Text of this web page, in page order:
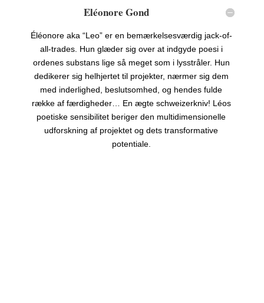
Eléonore Gond
Éléonore aka “Leo” er en bemærkelsesværdig jack-of-
all-trades. Hun glæder sig over at indgyde poesi i
ordenes substans lige så meget som i lysstråler. Hun
dedikerer sig helhjertet til projekter, nærmer sig dem
med inderlighed, beslutsomhed, og hendes fulde
række af færdigheder… En ægte schweizerkniv! Léos
poetiske sensibilitet beriger den multidimensionelle
udforskning af projektet og dets transformative
potentiale.